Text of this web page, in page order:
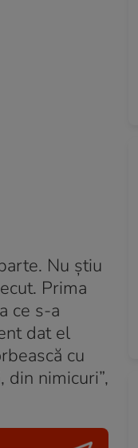
Nu ştiu
Prima
ce s-a
dat el
cu
nimicuri”,